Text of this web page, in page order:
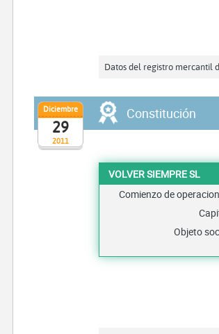
Datos del registro mercantil
2011
Diciembre
29
Constitución
VOLVER SIEMPRE SL
Comienzo de
Objeto